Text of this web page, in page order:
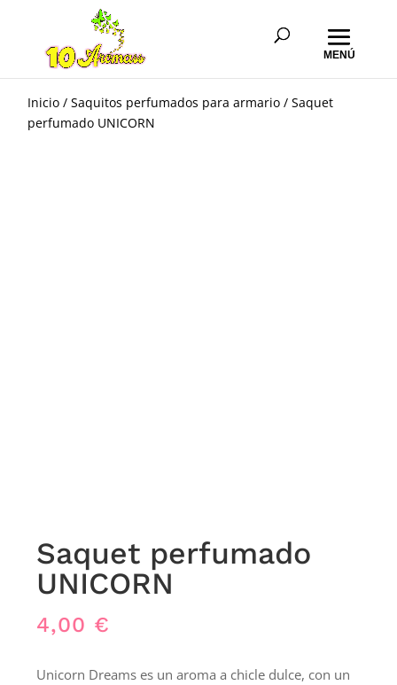
Inicio /Saquitos perfumados para armario / Saquet
perfumado UNICORN
Saquet perfumado
UNICORN
4,00 €
Unicorn Dreams es un aroma a chicle dulce, con un